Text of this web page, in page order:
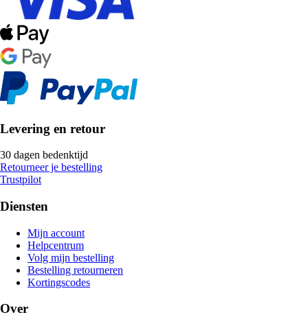
Levering en retour
30 dagen bedenktijd
Retourneer je bestelling
Trustpilot
Diensten
Mijn account
Helpcentrum
Volg mijn bestelling
Bestelling retourneren
Kortingscodes
Over